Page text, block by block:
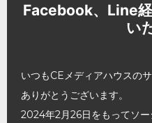
Facebook、Line
い
いつもCEメディアハウスの
ありがとうございます。
2024年2月26日をもってソ